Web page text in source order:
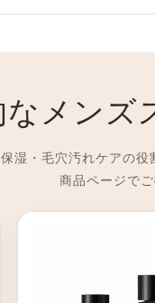
なメンズ
湿・毛穴汚れケアの
商品ページでご